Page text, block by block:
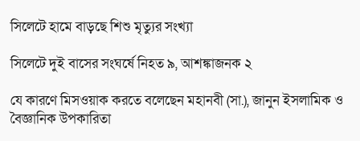
সিলেটে হামে বাড়ছে শিশু মৃত্যুর সংখ্যা
সিলেটে দুই বাসের সংঘর্ষে নিহত ৯, আশঙ্কাজনক ২
যে কারণে মিসওয়াক করতে বলেছেন মহানবী (সা.), জানুন ইসলামিক ও
বৈজ্ঞানিক উপকারিতা